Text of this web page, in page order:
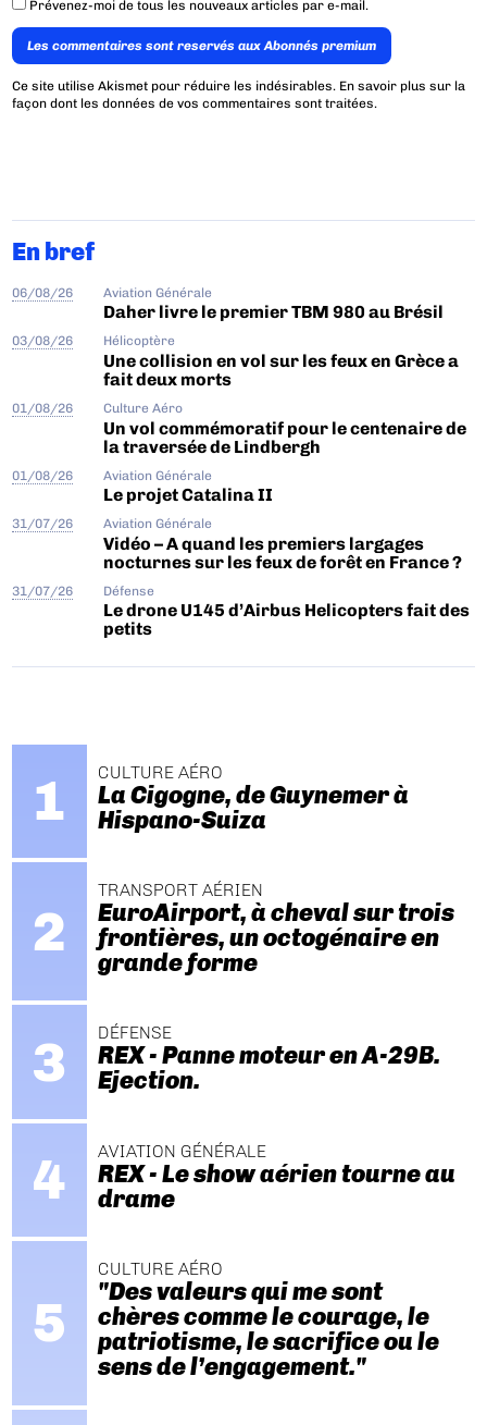
Prévenez-moi de tous les nouveaux articles par e-mail.
Les commentaires sont reservés aux Abonnés premium
Ce site utilise Akismet pour réduire les indésirables. En savoir plus sur la
façon dont les données de vos commentaires sont traitées.
En bref
06/08/26 Aviation Générale
Daher livre le premier TBM 980 au Brésil
03/08/26 Hélicoptère
Une collision en vol sur les feux en Grèce a
fait deux morts
01/08/26 Culture Aéro
Un vol commémoratif pour le centenaire de
la traversée de Lindbergh
01/08/26 Aviation Générale
Le projet Catalina II
31/07/26 Aviation Générale
Vidéo – A quand les premiers largages
nocturnes sur les feux de forêt en France ?
31/07/26 Défense
Le drone U145 d’Airbus Helicopters fait des
petits
CULTURE AÉRO
La Cigogne, de Guynemer à
Hispano-Suiza
TRANSPORT AÉRIEN
EuroAirport, à cheval sur trois
frontières, un octogénaire en
grande forme
DÉFENSE
REX - Panne moteur en A-29B.
Ejection.
AVIATION GÉNÉRALE
REX - Le show aérien tourne au
drame
CULTURE AÉRO
"Des valeurs qui me sont
chères comme le courage, le
patriotisme, le sacrifice ou le
sens de l’engagement."